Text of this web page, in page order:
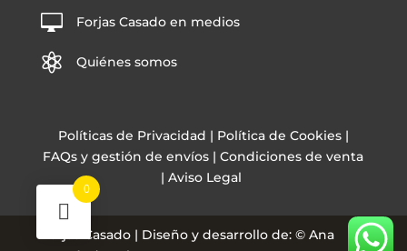
 Forjas Casado en medios
 Quiénes somos
Políticas de Privacidad | Política de Cookies|
FAQs y gestión de envíos |Condiciones de venta
| Aviso Legal
Forjas Casado | Diseño y desarrollo de: © Ana
0